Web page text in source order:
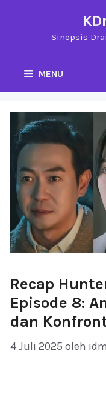
Sinopsis
MENU
Recap
Episode 8:
dan
4 Juli 2025 oleh